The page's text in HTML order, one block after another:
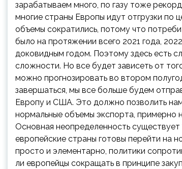
зарабатываем много, по газу тоже
многие страны Европы идут отгрузки по
объемы сократились, потому что
было на протяжении всего 2021 года,
доковидным годом. Поэтому здесь есть
сложности. Но все будет зависеть от
можно прогнозировать во втором
завершаться, мы все больше будем
Европу и США. Это должно позволить
нормальные объемы экспорта, примерно
Основная неопределенность существует
европейские страны готовы перейти на
просто и элементарно, политики
ли европейцы сокращать в принципе